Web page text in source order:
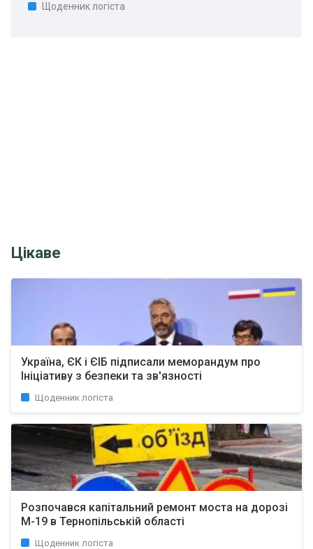
Щоденник логіста
Цікаве
Україна, ЄК і ЄІБ підписали меморандум про
Ініціативу з безпеки та зв'язності
Щоденник логіста
Розпочався капітальний ремонт моста на дорозі
М-19 в Тернопільській області
Щоденник логіста